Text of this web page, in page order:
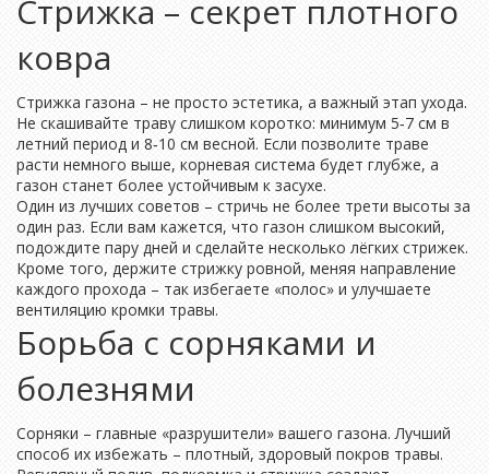
Стрижка – секрет плотного
ковра
Стрижка газона – не просто эстетика, а важный этап ухода.
Не скашивайте траву слишком коротко: минимум 5‑7 см в
летний период и 8‑10 см весной. Если позволите траве
расти немного выше, корневая система будет глубже, а
газон станет более устойчивым к засухе.
Один из лучших советов – стричь не более трети высоты за
один раз. Если вам кажется, что газон слишком высокий,
подождите пару дней и сделайте несколько лёгких стрижек.
Кроме того, держите стрижку ровной, меняя направление
каждого прохода – так избегаете «полос» и улучшаете
вентиляцию кромки травы.
Борьба с сорняками и
болезнями
Сорняки – главные «разрушители» вашего газона. Лучший
способ их избежать – плотный, здоровый покров травы.